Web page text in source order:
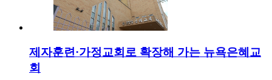
제자훈련·가정교회로 확장해 가는 뉴욕은혜교
회